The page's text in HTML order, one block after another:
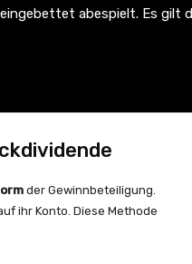
abespielt. Es gilt
der Gewinnbeteiligung.
ihr Konto. Diese Methode